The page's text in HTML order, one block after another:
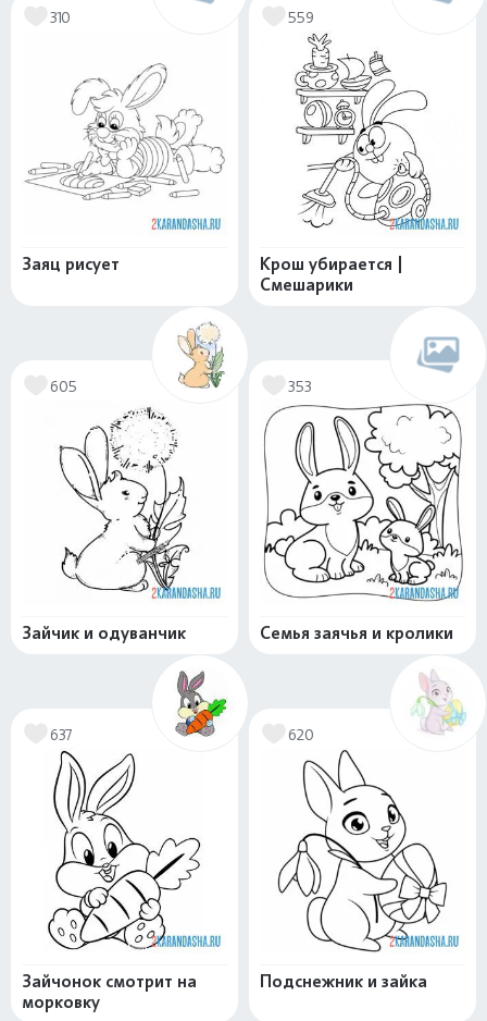
310
Заяц рисует
559
Крош убирается |
Смешарики
605
Зайчик и одуванчик
353
Семья заячья и кролики
637
Зайчонок смотрит на
морковку
620
Подснежник и зайка